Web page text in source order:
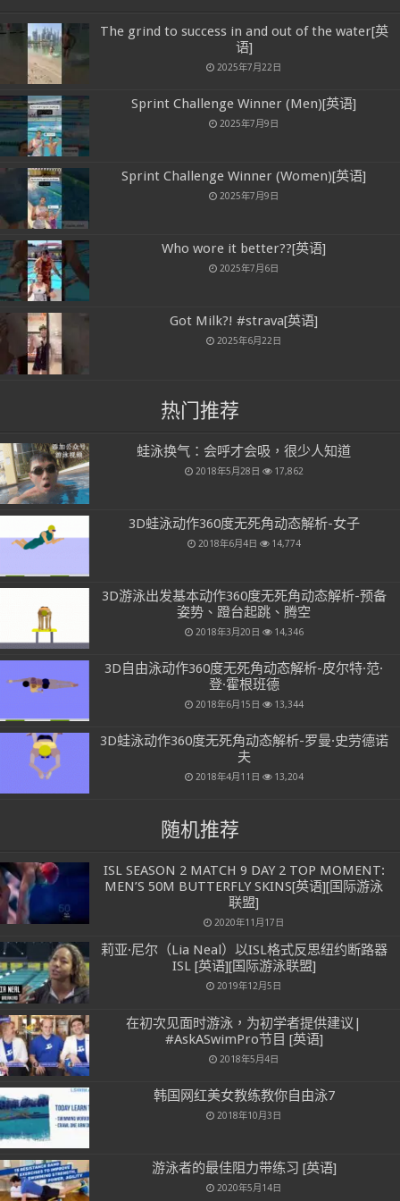
The grind to success in and out of the water[英
语]
2025年7月22日
Sprint Challenge Winner (Men)[英语]
2025年7月9日
Sprint Challenge Winner (Women)[英语]
2025年7月9日
Who wore it better??[英语]
2025年7月6日
Got Milk?! #strava[英语]
2025年6月22日
热门推荐
蛙泳换气：会呼才会吸，很少人知道
2018年5月28日 17,862
3D蛙泳动作360度无死角动态解析-女子
2018年6月4日 14,774
3D游泳出发基本动作360度无死角动态解析-预备
姿势、蹬台起跳、腾空
2018年3月20日 14,346
3D自由泳动作360度无死角动态解析-皮尔特·范·
登·霍根班德
2018年6月15日 13,344
3D蛙泳动作360度无死角动态解析-罗曼·史劳德诺
夫
2018年4月11日 13,204
随机推荐
ISL SEASON 2 MATCH 9 DAY 2 TOP MOMENT:
MEN’S 50M BUTTERFLY SKINS[英语][国际游泳
联盟]
2020年11月17日
莉亚·尼尔（Lia Neal）以ISL格式反思纽约断路器
ISL [英语][国际游泳联盟]
2019年12月5日
在初次见面时游泳，为初学者提供建议|
#AskASwimPro节目 [英语]
2018年5月4日
韩国网红美女教练教你自由泳7
2018年10月3日
游泳者的最佳阻力带练习 [英语]
2020年5月14日